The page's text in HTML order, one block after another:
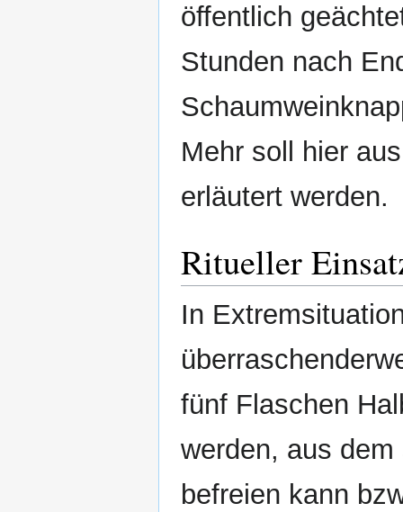
öffentlich
Stunden nach
Mehr soll hier
erläutert werden.
Ritueller
In
fünf Flaschen
werden, aus
befreien kann